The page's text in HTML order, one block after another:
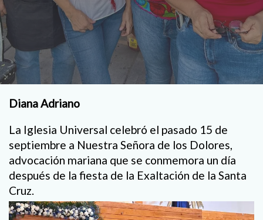
Diana Adriano
La Iglesia Universal celebró el pasado 15 de
septiembre a Nuestra Señora de los Dolores,
advocación mariana que se conmemora un día
después de la fiesta de la Exaltación de la Santa
Cruz.